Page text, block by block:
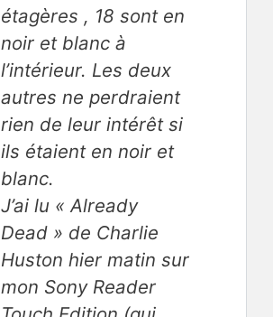
étagères , 18 sont en
noir et blanc à
l’intérieur. Les deux
autres ne perdraient
rien de leur intérêt si
ils étaient en noir et
blanc.
J’ai lu «Already
Dead » de Charlie
Huston hier matin sur
mon Sony Reader